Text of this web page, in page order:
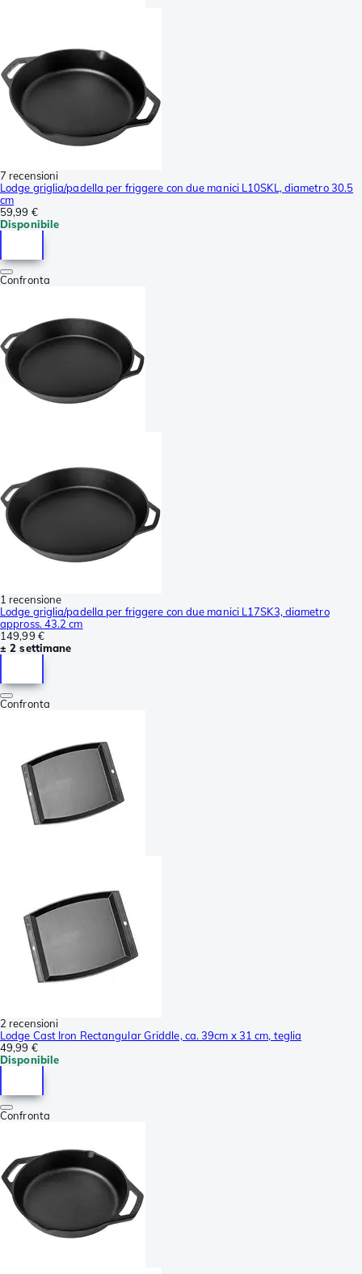
7 recensioni
Lodge griglia/padella per friggere con due manici L10SKL, diametro 30.5
cm
59,99 €
Disponibile
Confronta
1 recensione
Lodge griglia/padella per friggere con due manici L17SK3, diametro
appross. 43.2 cm
149,99 €
± 2 settimane
Confronta
2 recensioni
Lodge Cast Iron Rectangular Griddle, ca. 39cm x 31 cm, teglia
49,99 €
Disponibile
Confronta